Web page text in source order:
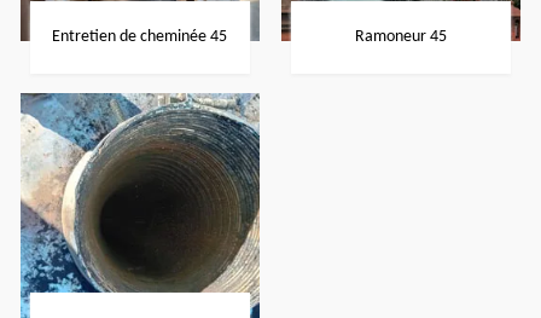
Entretien de cheminée 45 Ramoneur 45